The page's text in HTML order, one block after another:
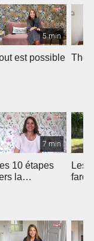
5 min
est possible The
7 min
10 étapes
la
Les